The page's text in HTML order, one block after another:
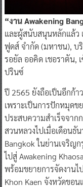
“งาน Awakening
และผู้สนับสนุนหลักแล้ว
ฟูดส์ จำกัด (มหาชน), บริ
ปรินซ์
ปี 2565 ยังถือเป็นอีกก้
เพราะเป็นการปักหมุดข
ประสบความสำเร็จจาก
สวนหลวงไปเมื่อเดือนธั
Bangkok ในย่านเจริญ
ไปสู่ Awakening